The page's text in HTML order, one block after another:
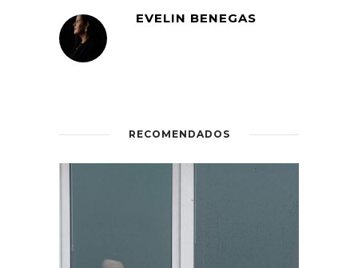
EVELIN BENEGAS
RECOMENDADOS